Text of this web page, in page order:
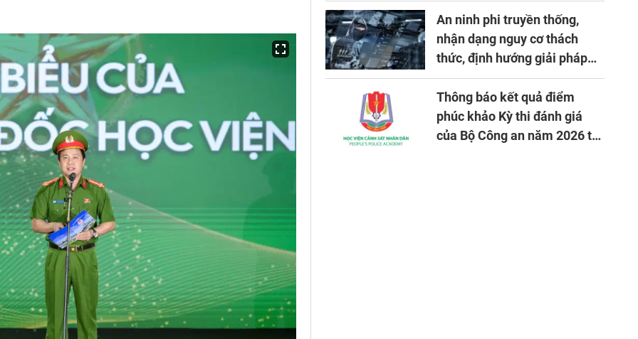
An ninh phi truyền thống,
nhận dạng nguy cơ thách
thức, định hướng giải pháp
đảm bảo an ninh quốc gia
trong tình hình hiện nay
Thông báo kết quả điểm
phúc khảo Kỳ thi đánh giá
của Bộ Công an năm 2026 tại